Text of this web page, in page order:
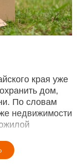
края уже
дом,
По словам
недвижимости